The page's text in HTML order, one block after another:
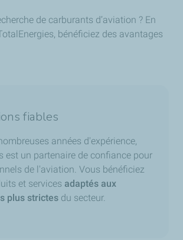
de carburants d’aviation ? En
bénéficiez des avantages
fiables
années d'expérience,
est un partenaire de confiance pour
de l'aviation. Vous bénéficiez
et services adaptés aux
plus strictes du secteur.